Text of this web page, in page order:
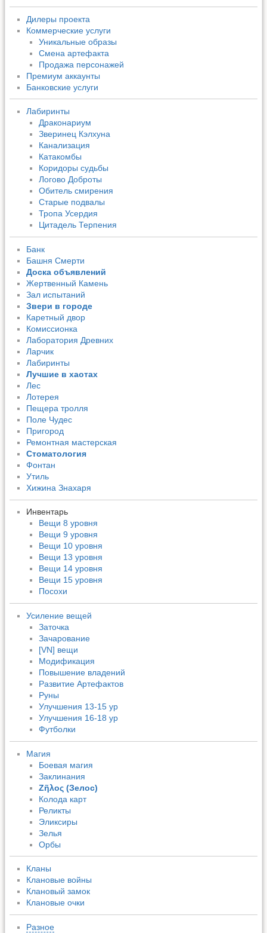
Дилеры проекта
Коммерческие услуги
Уникальные образы
Смена артефакта
Продажа персонажей
Премиум аккаунты
Банковские услуги
Лабиринты
Драконариум
Зверинец Кэлхуна
Канализация
Катакомбы
Коридоры судьбы
Логово Доброты
Обитель смирения
Старые подвалы
Тропа Усердия
Цитадель Терпения
Банк
Башня Смерти
Доска объявлений
Жертвенный Камень
Зал испытаний
Звери в городе
Каретный двор
Комиссионка
Лаборатория Древних
Ларчик
Лабиринты
Лучшие в хаотах
Лес
Лотерея
Пещера тролля
Поле Чудес
Пригород
Ремонтная мастерская
Стоматология
Фонтан
Утиль
Хижина Знахаря
Инвентарь
Вещи 8 уровня
Вещи 9 уровня
Вещи 10 уровня
Вещи 13 уровня
Вещи 14 уровня
Вещи 15 уровня
Посохи
Усиление вещей
Заточка
Зачарование
[VN] вещи
Модификация
Повышение владений
Развитие Артефактов
Руны
Улучшения 13-15 ур
Улучшения 16-18 ур
Футболки
Магия
Боевая магия
Заклинания
Ζῆλος (Зелос)
Колода карт
Реликты
Эликсиры
Зелья
Орбы
Кланы
Клановые войны
Клановый замок
Клановые очки
Разное